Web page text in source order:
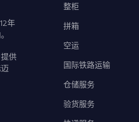
年
供
整柜
拼箱
空运
国际铁路运输
仓储服务
验货服务